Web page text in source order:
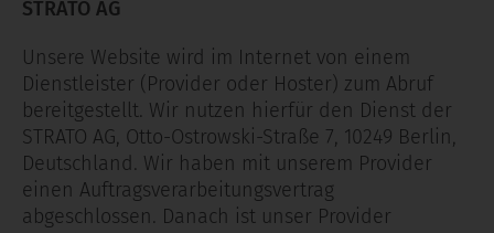
STRATO AG
Unsere Website wird im Internet von einem
Dienstleister (Provider oder Hoster) zum Abruf
bereitgestellt. Wir nutzen hierfür den Dienst der
STRATO AG, Otto-Ostrowski-Straße 7, 10249 Berlin,
Deutschland. Wir haben mit unserem Provider
einen Auftragsverarbeitungsvertrag
abgeschlossen. Danach ist unser Provider